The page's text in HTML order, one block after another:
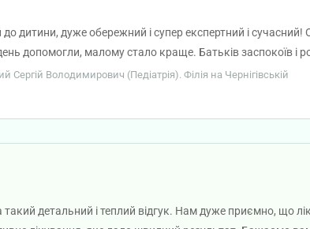
дитини, дуже обережний і супер експертний і сучасний!
допомогли, малому стало краще. Батьків заспокоїв і
Сергій Володимирович (Педіатрія). Філія на Чернігівській
детальний і теплий відгук. Нам дуже приємно, що